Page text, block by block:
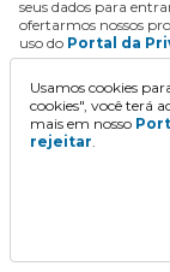
seus dados para
ofertarmos nossos
uso do Portal da
Usamos cookies
cookies", você terá
mais em nosso
rejeitar.